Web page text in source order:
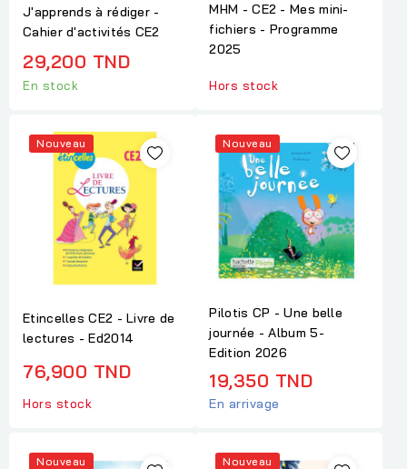
J'apprends à rédiger -
Cahier d'activités CE2
29,200 TND
En stock
MHM - CE2 - Mes mini-
fichiers - Programme
2025
Hors stock
Nouveau
Etincelles CE2 - Livre de
lectures - Ed2014
76,900 TND
Hors stock
Nouveau
Pilotis CP - Une belle
journée - Album 5-
Edition 2026
19,350 TND
En arrivage
Nouveau Nouveau